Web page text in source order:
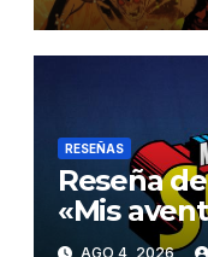
RESEÑAS
Reseña
«Mis
AGO 4, 2026